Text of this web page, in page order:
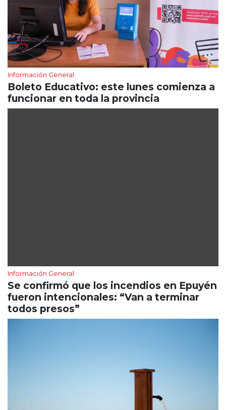
Información General
Boleto Educativo: este lunes comienza a
funcionar en toda la provincia
Información General
Se confirmó que los incendios en Epuyén
fueron intencionales: “Van a terminar
todos presos”